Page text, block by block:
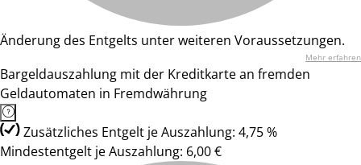
Änderung des Entgelts unter weiteren Voraussetzungen.
Mehr erfahren
Bargeldauszahlung mit der Kreditkarte an fremden
Geldautomaten in Fremdwährung
Zusätzliches Entgelt je Auszahlung: 4,75 %
Mindestentgelt je Auszahlung: 6,00 €